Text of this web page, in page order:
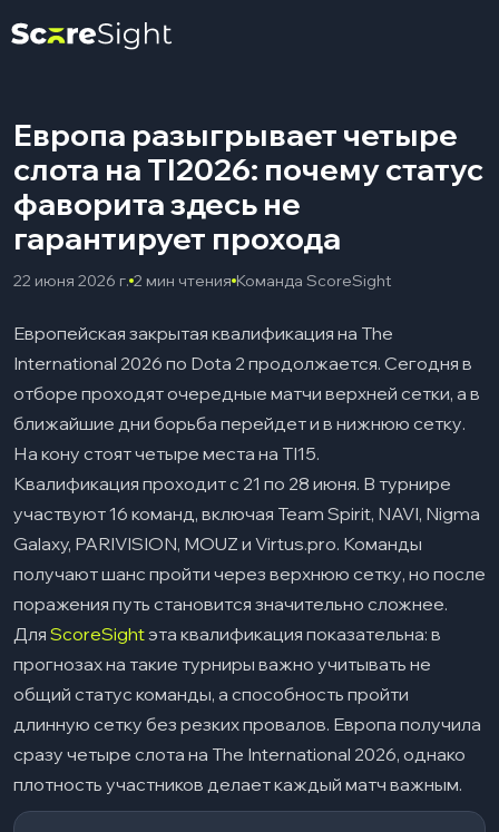
Европа разыгрывает четыре
слота на TI2026: почему статус
фаворита здесь не
гарантирует проходa
22 июня 2026 г. 2 мин чтения Команда ScoreSight
Европейская закрытая квалификация на The
International 2026 по Dota 2 продолжается. Сегодня в
отборе проходят очередные матчи верхней сетки, а в
ближайшие дни борьба перейдет и в нижнюю сетку.
На кону стоят четыре места на TI15.
Квалификация проходит с 21 по 28 июня. В турнире
участвуют 16 команд, включая Team Spirit, NAVI, Nigma
Galaxy, PARIVISION, MOUZ и Virtus.pro. Команды
получают шанс пройти через верхнюю сетку, но после
поражения путь становится значительно сложнее.
Для ScoreSightэта квалификация показательна: в
прогнозах на такие турниры важно учитывать не
общий статус команды, а способность пройти
длинную сетку без резких провалов. Европа получила
сразу четыре слота на The International 2026, однако
плотность участников делает каждый матч важным.